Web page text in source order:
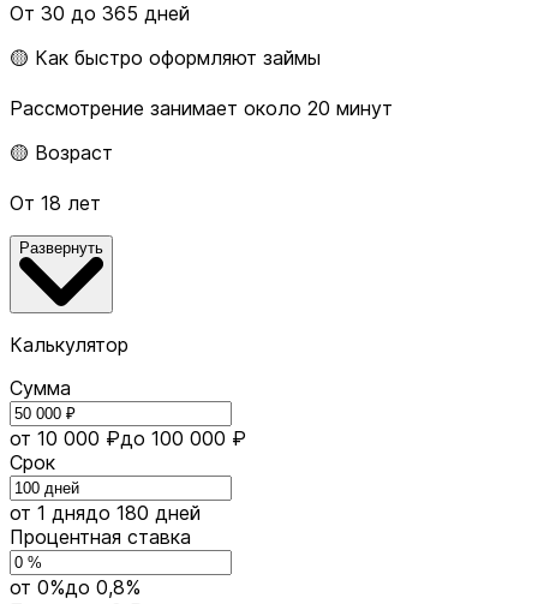
От 30 до 365 дней
🟡 Как быстро оформляют займы
Рассмотрение занимает около 20 минут
🟡 Возраст
От 18 лет
Развернуть
Калькулятор
Сумма
от 10 000 ₽до 100 000 ₽
Срок
от 1 днядо 180 дней
Процентная ставка
от 0%до 0,8%